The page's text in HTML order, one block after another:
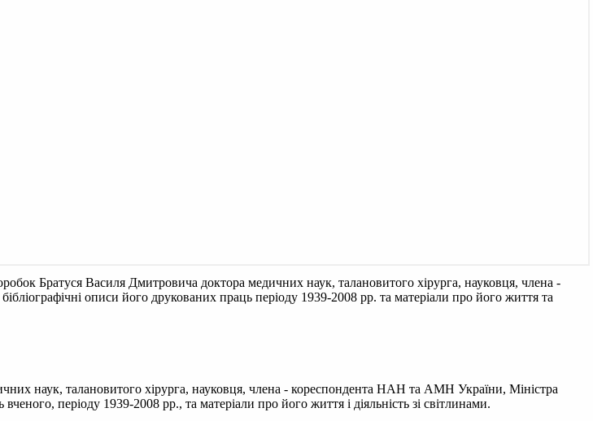
Братуся Василя Дмитровича доктора медичних наук, талановитого хірурга, науковця, члена -
описи його друкованих праць періоду 1939-2008 рр. та матеріали про його життя та
наук, талановитого хірурга, науковця, члена - кореспондента НАН та АМН України, Міністра
періоду 1939-2008 рр., та матеріали про його життя і діяльність зі світлинами.